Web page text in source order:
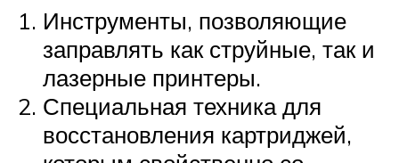
Инструменты, позволяющие
заправлять как струйные, так и
лазерные принтеры.
Специальная техника для
восстановления картриджей,